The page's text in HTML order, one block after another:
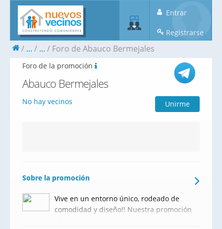
Entrar
Registrarse
... ... Foro de Abauco Bermejales
Foro de la promoción
Abauco Bermejales
No hay vecinos Unirme
Sobre la promoción
Vive en un entorno único, rodeado de
comodidad y diseño!! Nuestra promoción
Abauco Bermejales está ubicada en un